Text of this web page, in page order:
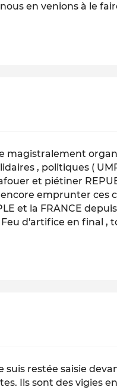
en venions à le
magistralement
, politiques (
et piétiner
emprunter ces
et la FRANCE
Feu d'artifice en final ,
suis restée saisie
Ils sont des vigies